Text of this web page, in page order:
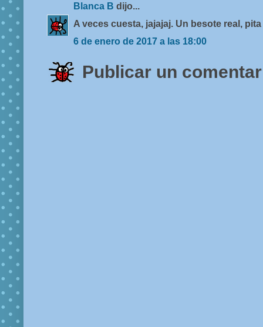
Blanca B dijo...
A veces cuesta, jajajaj. Un besote real, pita
6 de enero de 2017 a las 18:00
Publicar un